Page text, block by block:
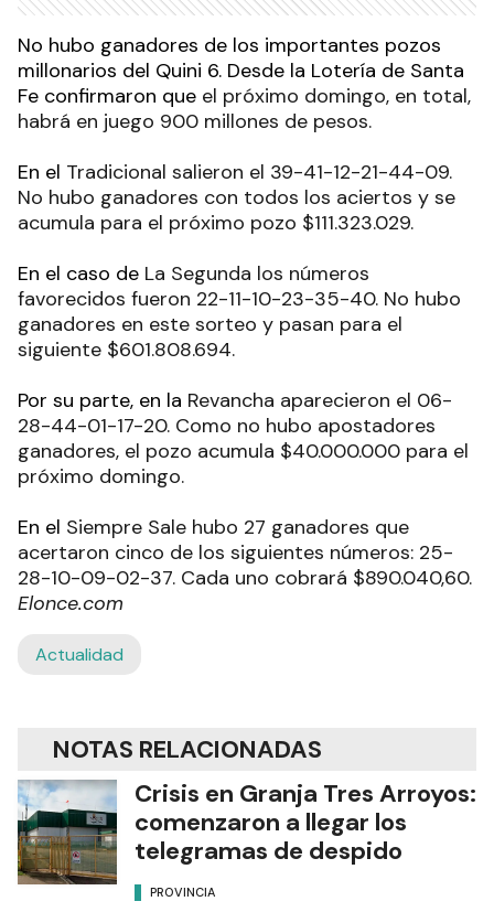
No hubo ganadores de los importantes pozos
millonarios del Quini 6. Desde la Lotería de Santa
Fe confirmaron que el próximo domingo, en total,
habrá en juego 900 millones de pesos.
En el Tradicional salieron el 39-41-12-21-44-09.
No hubo ganadores con todos los aciertos y se
acumula para el próximo pozo $111.323.029.
En el caso de La Segunda los números
favorecidos fueron 22-11-10-23-35-40. No hubo
ganadores en este sorteo y pasan para el
siguiente $601.808.694.
Por su parte, en la Revancha aparecieron el 06-
28-44-01-17-20. Como no hubo apostadores
ganadores, el pozo acumula $40.000.000 para el
próximo domingo.
En el Siempre Sale hubo 27 ganadores que
acertaron cinco de los siguientes números: 25-
28-10-09-02-37. Cada uno cobrará $890.040,60.
Elonce.com
Actualidad
NOTAS RELACIONADAS
Crisis en Granja Tres Arroyos:
comenzaron a llegar los
telegramas de despido
PROVINCIA